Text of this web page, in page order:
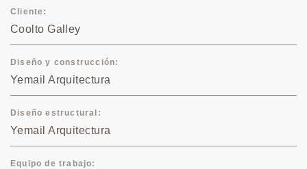
Cliente
Coolto Galley
Diseño y construcción
Yemail Arquitectura
Diseño estructural
Yemail Arquitectura
Equipo de trabajo